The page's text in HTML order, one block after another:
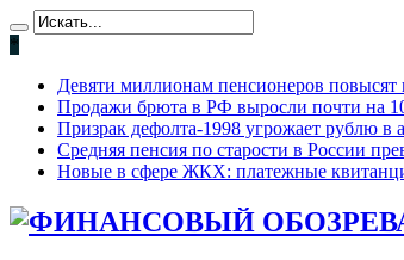
*
Девяти миллионам пенсионеров повысят
Продажи брюта в РФ выросли почти на
Призрак дефолта-1998 угрожает рублю в
Средняя пенсия по старости в России
Новые в сфере ЖКХ: платежные